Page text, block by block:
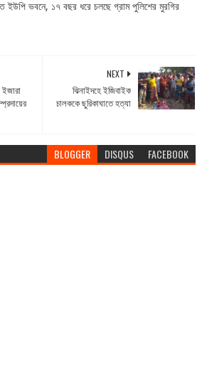
ইউপি ভবনে, ১৭ বছর ধরে চলছে গ্রাম পুলিশের মুরগির
NEXT
ঝিনাইদহে ইজিবাইক
চালককে ছুরিকাঘাতে হত্যা
ইজারা
BLOGGER DISQUS FACEBOOK